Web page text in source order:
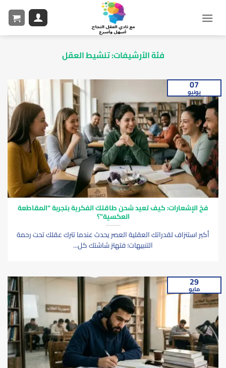
فئة الآرشيفات:تنشيط العقل
فخ الإشعارات: كيف تعيد شحن طاقتك الفكرية بتجربة “المقاطعة
العكسية”؟
أكبر استنزاف لقدراتك العقلية العصر يحدث عندما تترك عقلك تحت رحمة
التنبيهات؛ فتهتز شاشتك كل...
07
يونيو
29
مايو